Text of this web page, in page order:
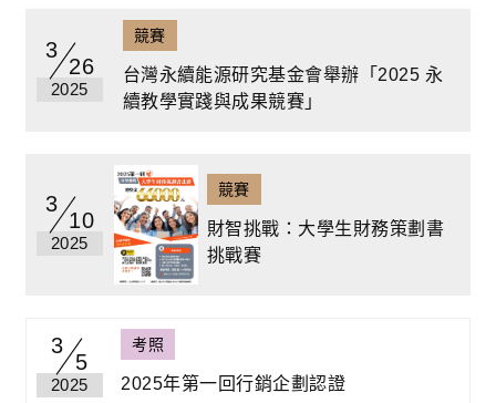
2025
3
26
競賽
台灣永續能源研究基金會舉辦「2025 永
續教學實踐與成果競賽」
2025
3
10
競賽
財智挑戰：大學生財務策劃書
挑戰賽
2025
3
5
考照
2025年第一回行銷企劃認證